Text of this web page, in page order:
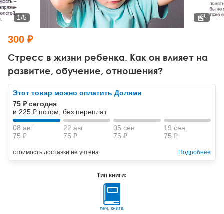
Тревожные расстройства, панические атаки
Психодрама
Другие направления психотерапии
Классический, эриксоновский гипноз и НЛП
НЛП
Психология труда и эргономика
Социальная психология
Социальная и организационная психология
Классический и юнгианский психоанализ
Стресс в жизни ребенка. Как он влияет на
развитие, обучение, отношения?
1/5
300 ₽
Этот товар можно оплатить Долями
75 ₽ сегодня
и 225 ₽ потом, без переплат
08 авг
75 ₽
22 авг
75 ₽
05 сен
75 ₽
19 сен
75 ₽
стоимость доставки не учтена Подробнее
Тип книги:
печ. книга